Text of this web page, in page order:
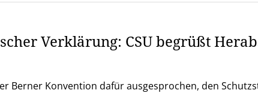
Verklärung: CSU begrüßt
Berner Konvention dafür ausgesprochen, den